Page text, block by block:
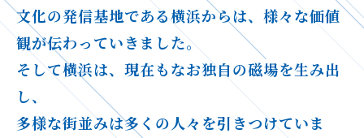
文化の発信基地である横浜からは、様々な価値
観が伝わっていきました。
そして横浜は、現在もなお独自の磁場を生み出
し、
多様な街並みは多くの人々を引きつけていま